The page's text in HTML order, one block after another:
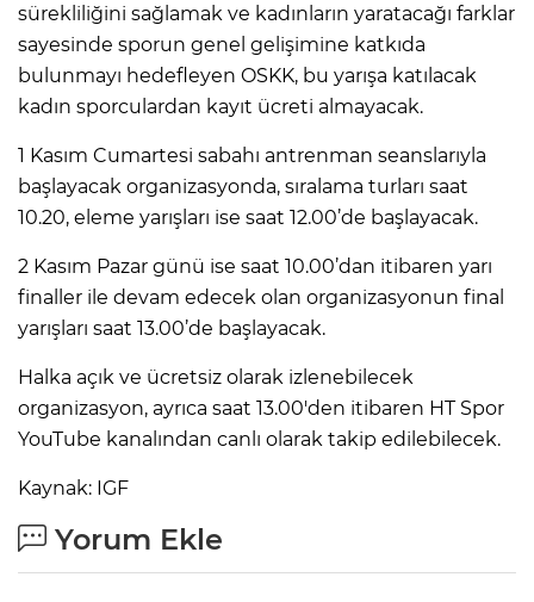
sürekliliğini sağlamak ve kadınların yaratacağı farklar
sayesinde sporun genel gelişimine katkıda
bulunmayı hedefleyen OSKK, bu yarışa katılacak
kadın sporculardan kayıt ücreti almayacak.
1 Kasım Cumartesi sabahı antrenman seanslarıyla
başlayacak organizasyonda, sıralama turları saat
10.20, eleme yarışları ise saat 12.00’de başlayacak.
2 Kasım Pazar günü ise saat 10.00’dan itibaren yarı
finaller ile devam edecek olan organizasyonun final
yarışları saat 13.00’de başlayacak.
Halka açık ve ücretsiz olarak izlenebilecek
organizasyon, ayrıca saat 13.00'den itibaren HT Spor
YouTube kanalından canlı olarak takip edilebilecek.
Kaynak: IGF
Yorum Ekle